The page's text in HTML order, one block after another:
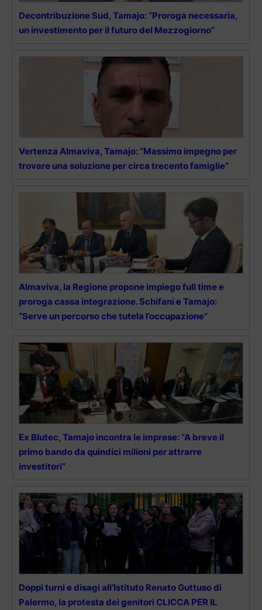
Decontribuzione Sud, Tamajo: “Proroga necessaria,
un investimento per il futuro del Mezzogiorno”
Vertenza Almaviva, Tamajo: “Massimo impegno per
trovare una soluzione per circa trecento famiglie”
Almaviva, la Regione propone impiego full time e
proroga cassa integrazione. Schifani e Tamajo:
“Serve un percorso che tutela l’occupazione”
Ex Blutec, Tamajo incontra le imprese: “A breve il
primo bando da quindici milioni per attrarre
investitori”
Doppi turni e disagi all’Istituto Renato Guttuso di
Palermo, la protesta dei genitori CLICCA PER IL